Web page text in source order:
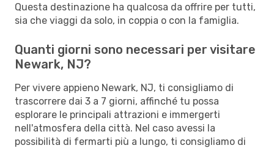
Questa destinazione ha qualcosa da offrire per tutti,
sia che viaggi da solo, in coppia o con la famiglia.
Quanti giorni sono necessari per visitare
Newark, NJ?
Per vivere appieno Newark, NJ, ti consigliamo di
trascorrere dai 3 a 7 giorni, affinché tu possa
esplorare le principali attrazioni e immergerti
nell'atmosfera della città. Nel caso avessi la
possibilità di fermarti più a lungo, ti consigliamo di